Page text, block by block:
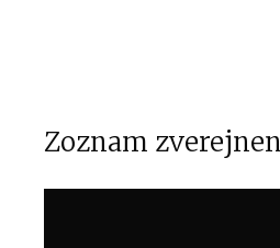
Zoznam